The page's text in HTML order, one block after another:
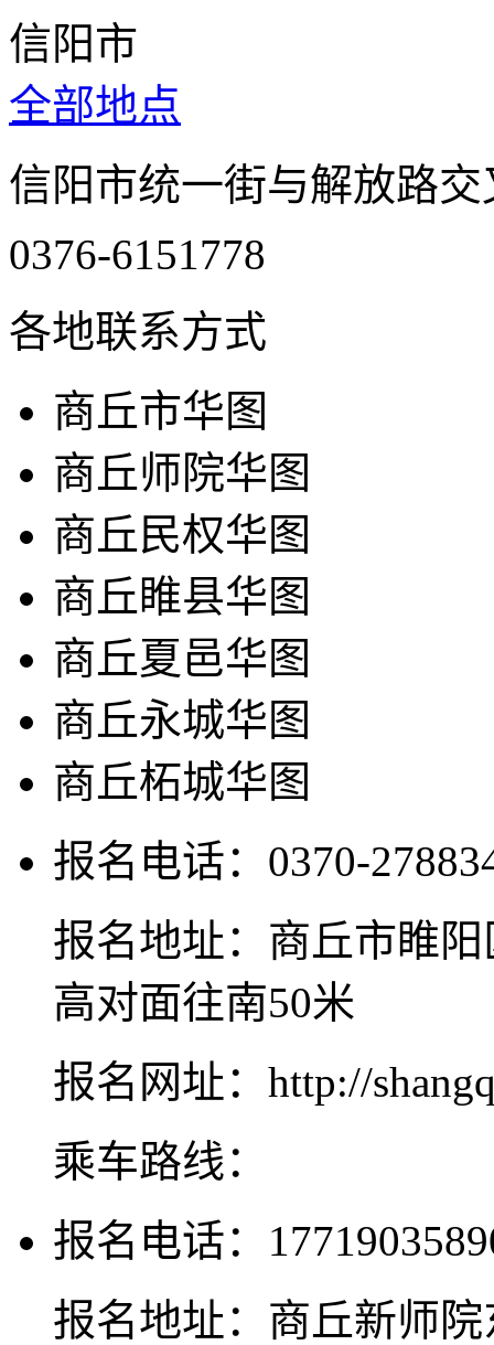
信阳市
全部地点
信阳市统一街与解放路
0376-6151778
各地联系方式
商丘市华图
商丘师院华图
商丘民权华图
商丘睢县华图
商丘夏邑华图
商丘永城华图
商丘柘城华图
报名电话：0370-
报名地址：商丘市睢
高对面往南50米
报名网址：http://
乘车路线：
报名电话：
报名地址：商丘新师